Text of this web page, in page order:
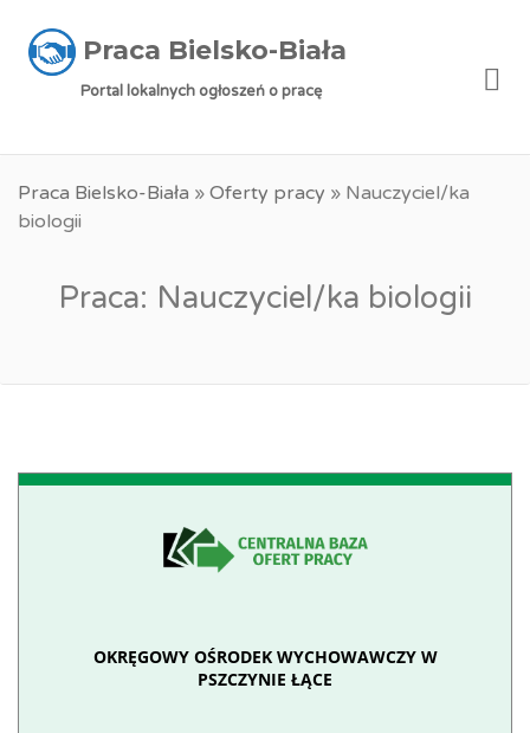
Praca Bielsko-Biała
Portal lokalnych ogłoszeń o pracę
Praca Bielsko-Biała » Oferty pracy » Nauczyciel/ka
biologii
Praca: Nauczyciel/ka biologii
OKRĘGOWY OŚRODEK WYCHOWAWCZY W
PSZCZYNIE ŁĄCE